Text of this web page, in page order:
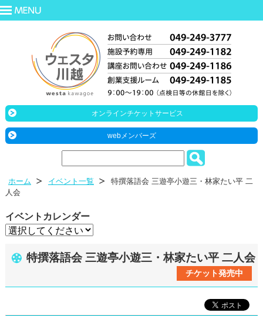
オンラインチケットサービス
webメンバーズ
ホーム イベント一覧
特撰落語会 三遊亭小遊三・林家たい平 二
人会
イベントカレンダー
特撰落語会 三遊亭小遊三・林家たい平 二人会
チケット発売中